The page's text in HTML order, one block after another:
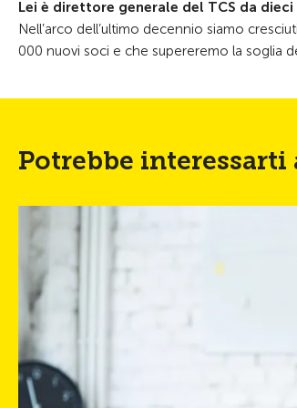
Lei è direttore generale del TCS da
Nell’arco dell’ultimo decennio siamo
000 nuovi soci e che supereremo la soglia
Potrebbe interessarti